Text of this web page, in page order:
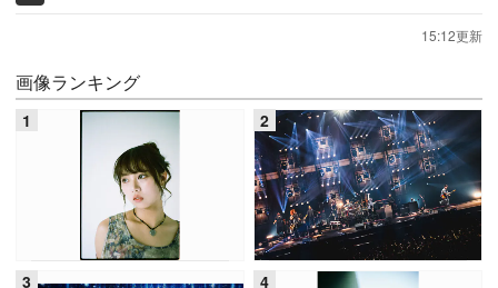
15:12更新
画像ランキング